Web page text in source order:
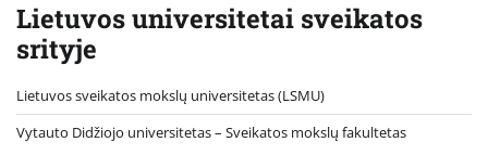
Lietuvos universitetai sveikatos
srityje
Lietuvos sveikatos mokslų universitetas (LSMU)
Vytauto Didžiojo universitetas– Sveikatos mokslų fakultetas